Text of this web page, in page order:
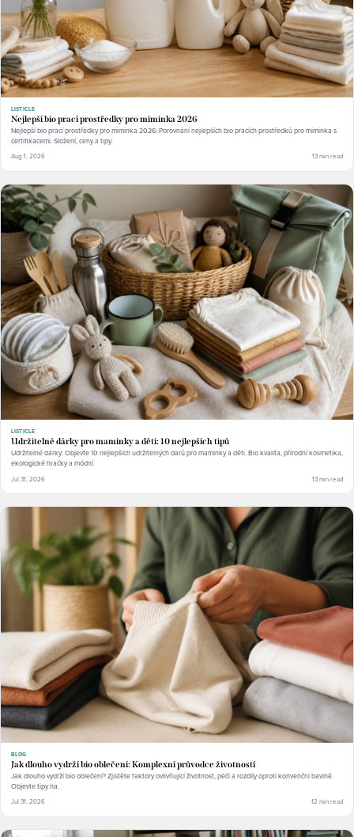
LISTICLE
Nejlepší bio prací prostředky pro miminka 2026
Nejlepší bio prací prostředky pro miminka 2026: Porovnání nejlepších bio pracích prostředků pro miminka s
certifikacemi. Složení, ceny a tipy.
Aug 1, 2026 13 min read
LISTICLE
Udržitelné dárky pro maminky a děti: 10 nejlepších tipů
Udržitelné dárky: Objevte 10 nejlepších udržitelných darů pro maminky a děti. Bio kvalita, přírodní kosmetika,
ekologické hračky a módní.
Jul 31, 2026 13 min read
BLOG
Jak dlouho vydrží bio oblečení: Komplexní průvodce životností
Jak dlouho vydrží bio oblečení? Zjistěte faktory ovlivňující životnost, péči a rozdíly oproti konvenční bavlně.
Objevte tipy na.
Jul 31, 2026 12 min read